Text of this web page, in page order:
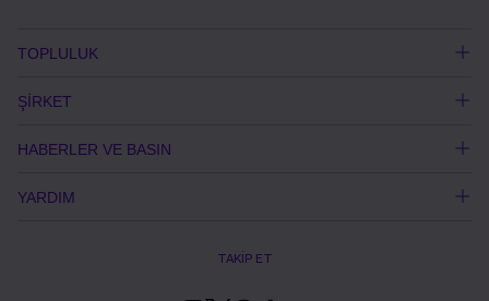
TOPLULUK
ŞİRKET
HABERLER VE BASIN
YARDIM
TAKİP ET